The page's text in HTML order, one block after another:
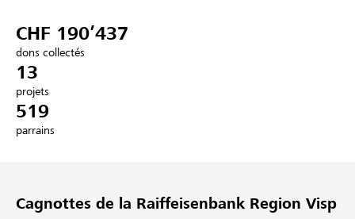
Se connecter
S'inscrire
CHF 190’437
dons collectés
13
projets
519
parrains
Cagnottes de la Raiffeisenbank Region Visp